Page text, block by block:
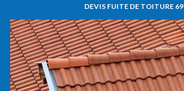
DEVIS FUITE DE TOITURE 69